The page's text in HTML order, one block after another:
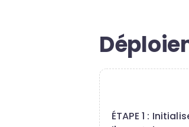
ÉTAPE 1 :